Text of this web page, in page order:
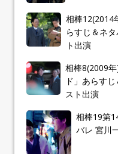
相棒12(2014
らすじ＆ネ
ト出演
相棒8(2009
ド」あらす
スト出演
相棒19第
バレ 宮川